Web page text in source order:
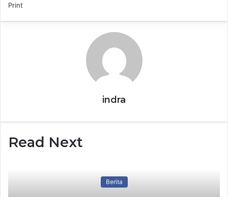
Print
indra
Read Next
Berita